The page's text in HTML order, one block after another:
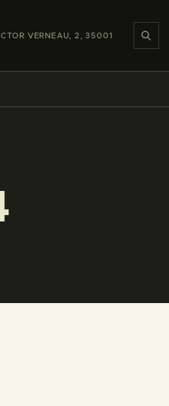
VERNEAU, 2, 35001